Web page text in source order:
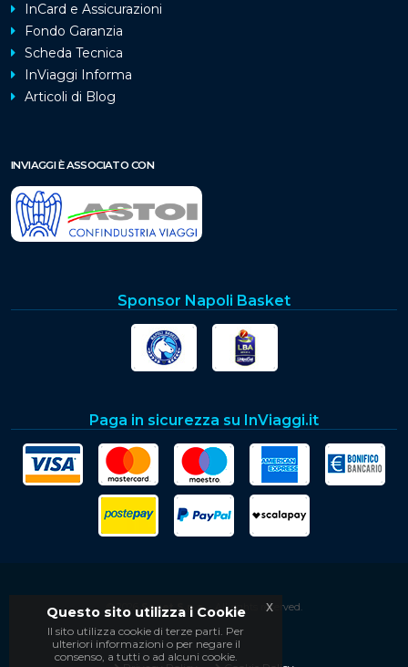
InCard e Assicurazioni
Fondo Garanzia
Scheda Tecnica
InViaggi Informa
Articoli di Blog
INVIAGGI È ASSOCIATO CON
Sponsor Napoli Basket
Paga in sicurezza su InViaggi.it
© 2026 Soset S.p.a. - All rights reserved.
Questo sito utilizza i Cookie
Il sito utilizza cookie di terze parti. Per
ulteriori informazioni o per negare il
consenso, a tutti o ad alcuni cookie.
x